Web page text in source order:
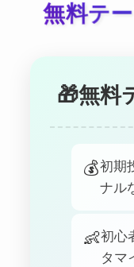
無料テ
🎁無料
💰初期
ナル
👶初心
タマ